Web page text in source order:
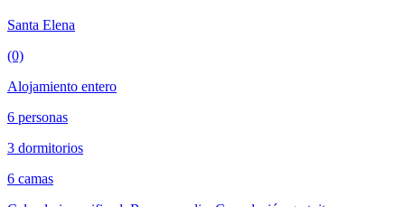
Santa Elena
(0)
Alojamiento entero
6 personas
3 dormitorios
6 camas